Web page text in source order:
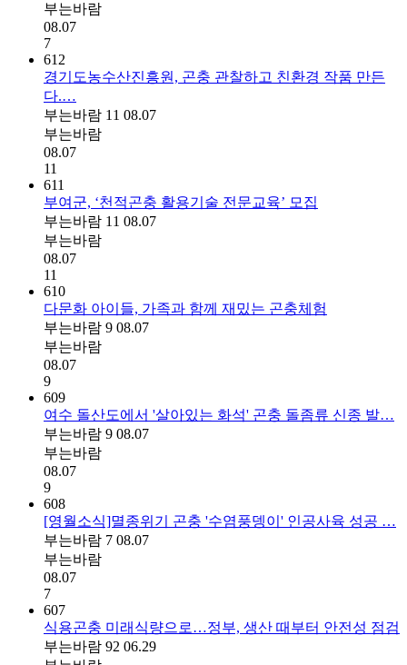
부는바람
08.07
7
612
경기도농수산진흥원, 곤충 관찰하고 친환경 작품 만든
다.…
부는바람 11 08.07
부는바람
08.07
11
611
부여군, ‘천적곤충 활용기술 전문교육’ 모집
부는바람 11 08.07
부는바람
08.07
11
610
다문화 아이들, 가족과 함께 재밌는 곤충체험
부는바람 9 08.07
부는바람
08.07
9
609
여수 돌산도에서 '살아있는 화석' 곤충 돌좀류 신종 발…
부는바람 9 08.07
부는바람
08.07
9
608
[영월소식]멸종위기 곤충 '수염풍뎅이' 인공사육 성공 …
부는바람 7 08.07
부는바람
08.07
7
607
식용곤충 미래식량으로…정부, 생산 때부터 안전성 점검
부는바람 92 06.29